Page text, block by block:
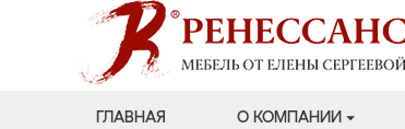
ГЛАВНАЯ О КОМПАНИИ